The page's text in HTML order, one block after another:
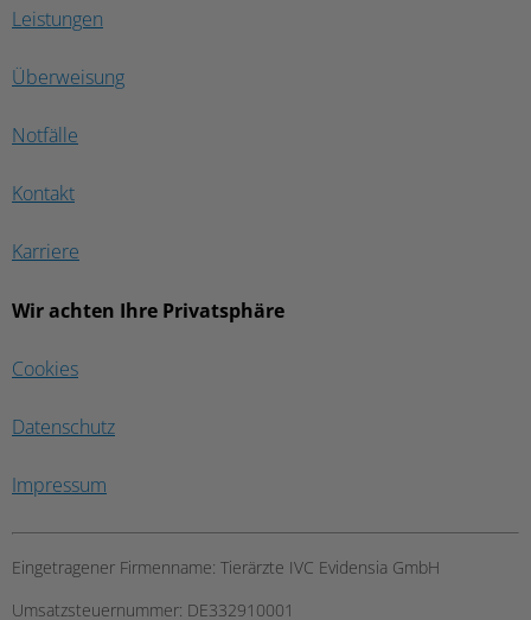
Leistungen
Überweisung
Notfälle
Kontakt
Karriere
Wir achten Ihre Privatsphäre
Cookies
Datenschutz
Impressum
Eingetragener Firmenname: Tierärzte IVC Evidensia GmbH
Umsatzsteuernummer: DE332910001